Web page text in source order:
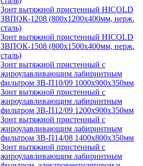
Зонт вытяжной пристенный HICOLD
ЗВПОК-1208 (800х1200х400мм, нерж.
сталь)
Зонт вытяжной пристенный HICOLD
ЗВПОК-1508 (800х1500х400мм, нерж.
сталь)
Зонт вытяжной пристенный с
жироулавливающим лабиринтным
фильтром ЗВ-П10/09 1000х900х350мм
Зонт вытяжной пристенный с
жироулавливающим лабиринтным
фильтром ЗВ-П12/09 1200х900х350мм
Зонт вытяжной пристенный с
жироулавливающим лабиринтным
фильтром ЗВ-П14/08 1400х800х350мм
Зонт вытяжной пристенный с
жироулавливающим лабиринтным